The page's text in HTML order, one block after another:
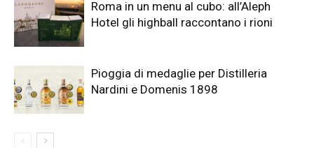
Roma in un menu al cubo: all’Aleph
Hotel gli highball raccontano i rioni
Pioggia di medaglie per Distilleria
Nardini e Domenis 1898